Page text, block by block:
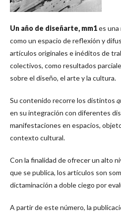
Un año de diseñarte, mm1es una
como un espacio de reflexión y
artículos originales e inéditos de
colectivos, como resultados
sobre el diseño, el arte y la cultura.
Su contenido recorre los distintos
en su integración con diferentes
manifestaciones en espacios,
contexto cultural.
Con la finalidad de ofrecer un alto
que se publica, los artículos son
dictaminación a doble ciego por
A partir de este número, la